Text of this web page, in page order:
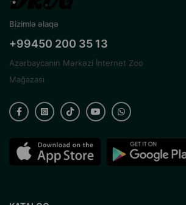
Bizimlə əlaqə
+99450 200 35 13
Azərbaycanın Mərkəzi İnternet Zoo
Mağazası